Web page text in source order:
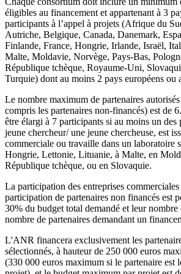
éligibles au financement et appartenant à 3
participants à l’appel à projets (Afrique du
Autriche, Belgique, Canada, Danemark,
Finlande, France, Hongrie, Irlande, Israël,
Malte, Moldavie, Norvège, Pays-Bas,
République tchèque, Royaume-Uni,
Turquie) dont au moins 2 pays européens ou
Le nombre maximum de partenaires
compris les partenaires non-financés) est de
être élargi à 7 participants si au moins un des
jeune chercheur/ une jeune chercheuse, est
commerciale ou travaille dans un laboratoire
Hongrie, Lettonie, Lituanie, à Malte, en
République tchèque, ou en Slovaquie.
La participation des entreprises
participation de partenaires non financés est
30% du budget total demandé et leur
nombre de partenaires demandant un
L'ANR financera exclusivement les
sélectionnés, à hauteur de 250 000 euros
(330 000 euros maximum si le partenaire est